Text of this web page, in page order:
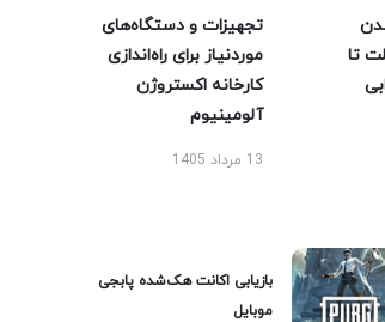
تا
تجهیزات و دستگاه‌های
موردنیاز برای راه‌اندازی
کارخانه اکستروژن
آلومینیوم
13 مرداد 1405
بازیابی اکانت هک‌شده پابجی
موبایل